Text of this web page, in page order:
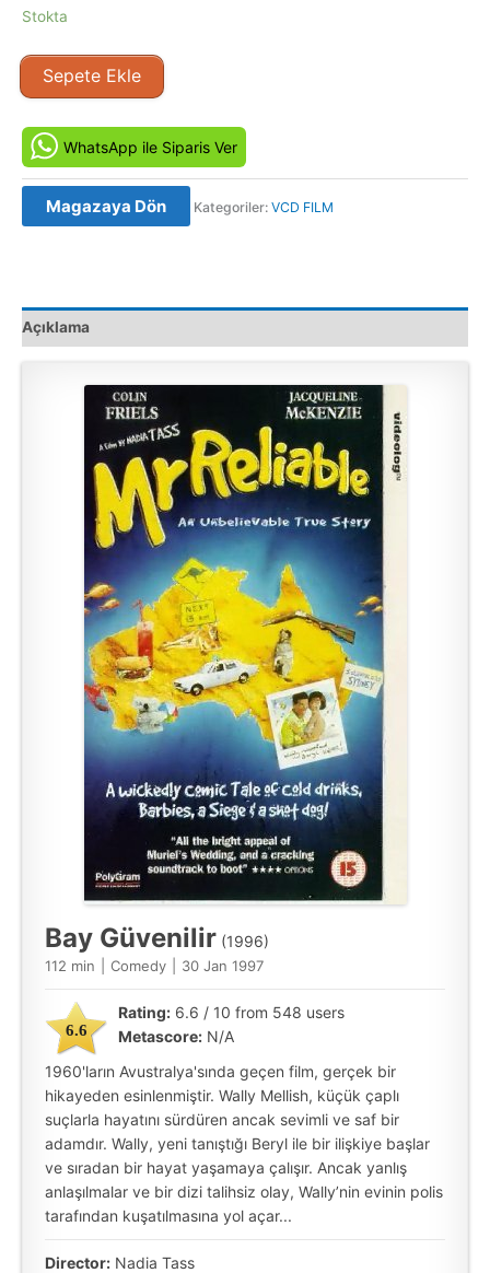
Stokta
Bay
Güvenilir
Mr.
Reliable
(1996)
Orijinal
adet
Sepete Ekle
WhatsApp ile Siparis Ver
Magazaya Dön Kategoriler: VCD FILM
Açıklama
Bay Güvenilir (1996)
112 min Comedy 30 Jan 1997
6.6
Rating: 6.6 / 10 from 548 users
Metascore: N/A
1960'ların Avustralya'sında geçen film, gerçek bir
hikayeden esinlenmiştir. Wally Mellish, küçük çaplı
suçlarla hayatını sürdüren ancak sevimli ve saf bir
adamdır. Wally, yeni tanıştığı Beryl ile bir ilişkiye başlar
ve sıradan bir hayat yaşamaya çalışır. Ancak yanlış
anlaşılmalar ve bir dizi talihsiz olay, Wally’nin evinin polis
tarafından kuşatılmasına yol açar...
Director: Nadia Tass